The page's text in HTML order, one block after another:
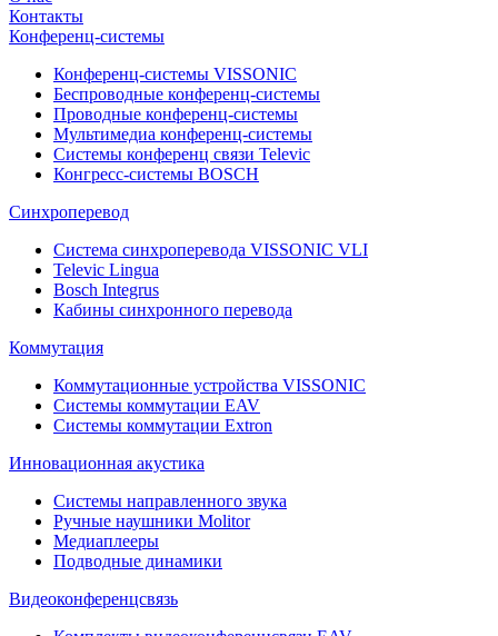
Контакты
Конференц-системы
Конференц-системы VISSONIC
Беспроводные конференц-системы
Проводные конференц-системы
Мультимедиа конференц-системы
Системы конференц связи Televic
Конгресс-системы BOSCH
Синхроперевод
Система синхроперевода VISSONIC VLI
Televic Lingua
Bosch Integrus
Кабины синхронного перевода
Коммутация
Коммутационные устройства VISSONIC
Системы коммутации EAV
Системы коммутации Extron
Инновационная акустика
Системы направленного звука
Ручные наушники Molitor
Медиаплееры
Подводные динамики
Видеоконференцсвязь